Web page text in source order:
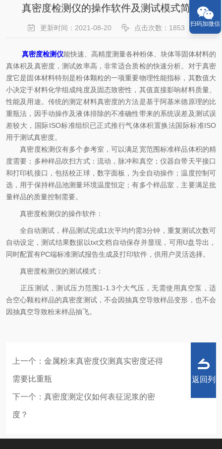
真密度检测仪的操作软件及测试模式简析
更新时间：2021-08-20 点击次数：1853
真密度检测仪能快速、高精度测量各种粉体、块体等固体材料的
真体积及真密度，测试效率高，非常适合质检的快速分析。对于真密
度它是固体材料特别是粉体颗粒的一项重要物理性能指标，其数值大
小决定于材料化学组成纯度及固态致密性，其值直接影响材料质量、
性能及用途。传统的测定材料真密度的方法是基于阿基米德原理的比
重瓶法，因手动操作及液体排除的不准确性带来的系统误差及测试误
差较大，国际ISO标准组织已正式推行气体体积置换法国际标准ISO
用于测试真密度。
真密度检测仪有多个参考室，可以满足宽范围标准样品体积的精
度需要；多种样品吹扫方式：流动，脉冲和真空；仪器自带天平接口
和打印机接口，包括校正球，数字面板，为全自动操作；温度控制可
选，用于保持样品池测量环境温度恒定；有多个样品室，主要满足批
量样品的质量控制需要。
真密度检测仪的操作软件：
全自动测试，样品测试完成1次平均约需3分钟，重复测试次数可
自动设定，测试结果数据以txt文档自动保存并显现，可用U盘导出，
同时配置有PC端标准测试报告生成及打印软件，供用户灵活选择。
真密度检测仪的测试模式：
正压测试，测试压力范围1-1.3个大气压，无需使用真空泵，适
合空心颗粒样品的真密度测试，不会因抽真空导致样品变形，也不会
因抽真空导致粉末样品抽飞。
上一个： 金属粉末真密度仪测真实密度还得
需要比重瓶
下一个： 真密度测定仪如何表征泥浆的密
度？
返回列
扫码加微信